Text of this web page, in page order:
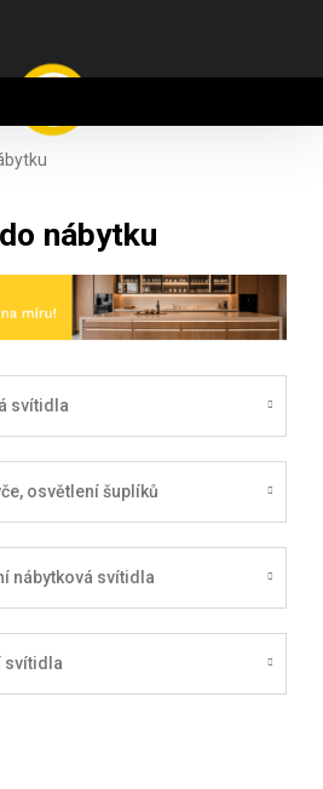
nábytku
svítidla
osvětlení šuplíků
nábytková svítidla
svítidla